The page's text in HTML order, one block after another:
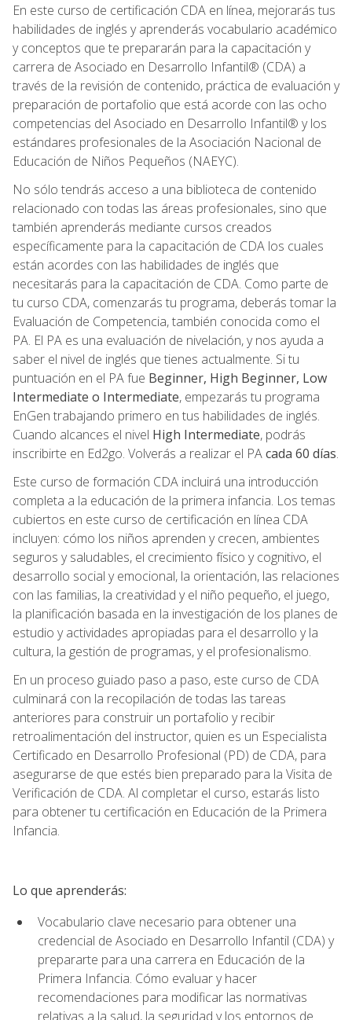
En este curso de certificación CDA en línea, mejorarás tus
habilidades de inglés y aprenderás vocabulario académico
y conceptos que te prepararán para la capacitación y
carrera de Asociado en Desarrollo Infantil® (CDA) a
través de la revisión de contenido, práctica de evaluación y
preparación de portafolio que está acorde con las ocho
competencias del Asociado en Desarrollo Infantil® y los
estándares profesionales de la Asociación Nacional de
Educación de Niños Pequeños (NAEYC).
No sólo tendrás acceso a una biblioteca de contenido
relacionado con todas las áreas profesionales, sino que
también aprenderás mediante cursos creados
específicamente para la capacitación de CDA los cuales
están acordes con las habilidades de inglés que
necesitarás para la capacitación de CDA. Como parte de
tu curso CDA, comenzarás tu programa, deberás tomar la
Evaluación de Competencia, también conocida como el
PA. El PA es una evaluación de nivelación, y nos ayuda a
saber el nivel de inglés que tienes actualmente. Si tu
puntuación en el PA fue Beginner, High Beginner, Low
Intermediate o Intermediate, empezarás tu programa
EnGen trabajando primero en tus habilidades de inglés.
Cuando alcances el nivel High Intermediate, podrás
inscribirte en Ed2go. Volverás a realizar el PAcada 60 días.
Este curso de formación CDA incluirá una introducción
completa a la educación de la primera infancia. Los temas
cubiertos en este curso de certificación en línea CDA
incluyen: cómo los niños aprenden y crecen, ambientes
seguros y saludables, el crecimiento físico y cognitivo, el
desarrollo social y emocional, la orientación, las relaciones
con las familias, la creatividad y el niño pequeño, el juego,
la planificación basada en la investigación de los planes de
estudio y actividades apropiadas para el desarrollo y la
cultura, la gestión de programas, y el profesionalismo.
En un proceso guiado paso a paso, este curso de CDA
culminará con la recopilación de todas las tareas
anteriores para construir un portafolio y recibir
retroalimentación del instructor, quien es un Especialista
Certificado en Desarrollo Profesional (PD) de CDA, para
asegurarse de que estés bien preparado para la Visita de
Verificación de CDA. Al completar el curso, estarás listo
para obtener tu certificación en Educación de la Primera
Infancia.
Lo que aprenderás:
Vocabulario clave necesario para obtener una
credencial de Asociado en Desarrollo Infantil (CDA) y
prepararte para una carrera en Educación de la
Primera Infancia. Cómo evaluar y hacer
recomendaciones para modificar las normativas
relativas a la salud, la seguridad y los entornos de